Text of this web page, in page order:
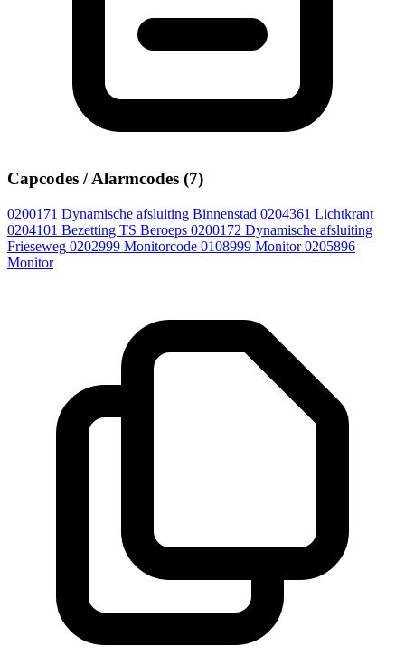
Capcodes / Alarmcodes (7)
0200171 Dynamische afsluiting Binnenstad 0204361 Lichtkrant
0204101 Bezetting TS Beroeps 0200172 Dynamische afsluiting
Frieseweg 0202999 Monitorcode 0108999 Monitor 0205896
Monitor